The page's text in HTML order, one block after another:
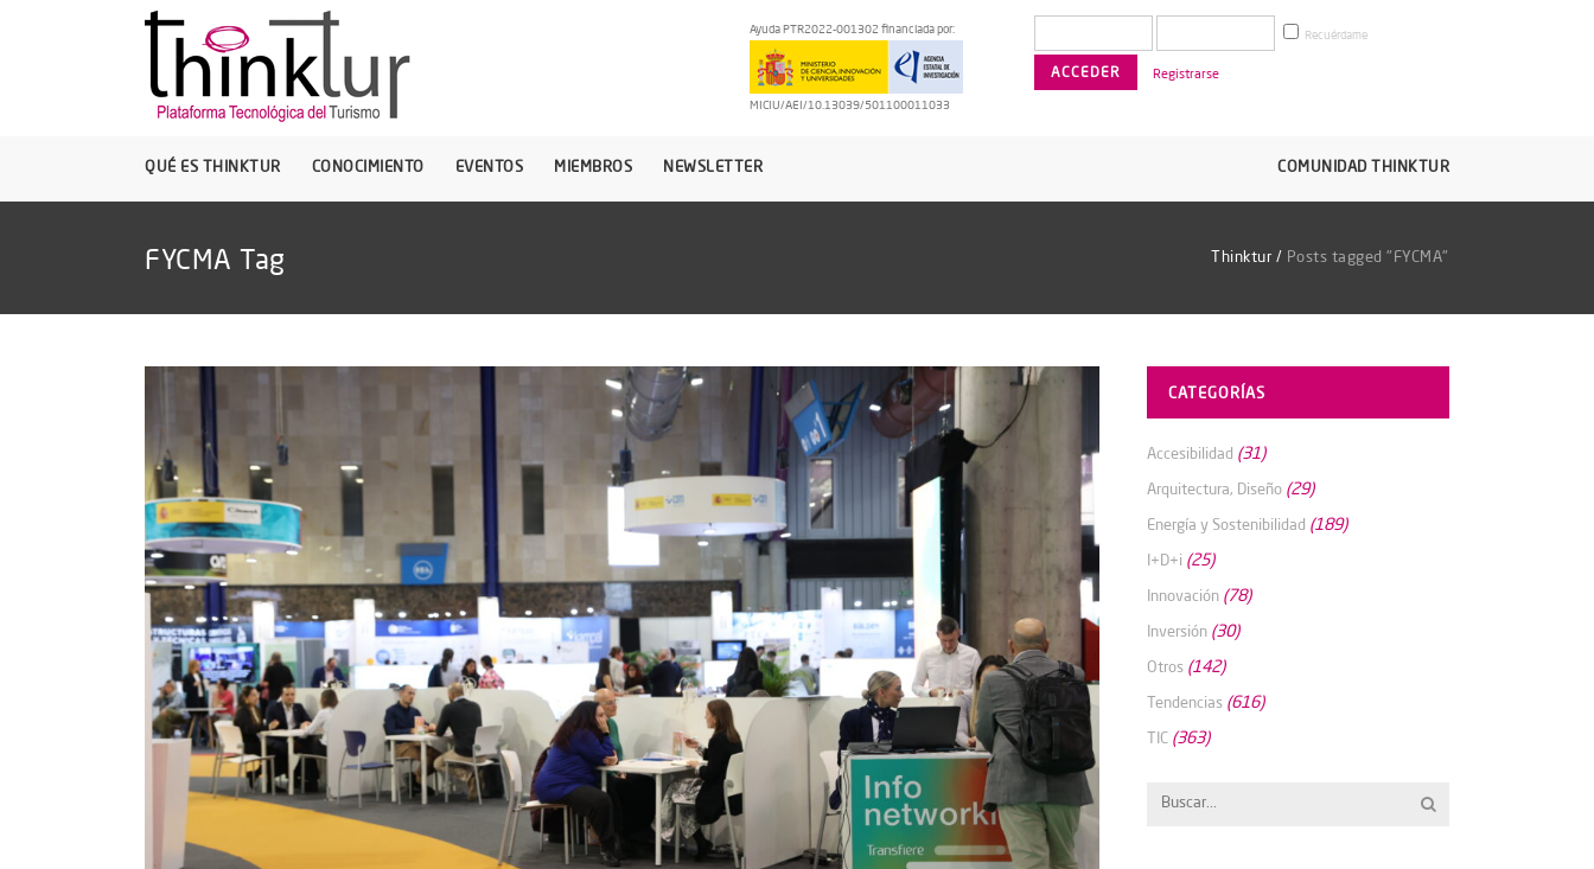
Ayuda PTR2022-001302 financiada por:
MICIU/AEI/10.13039/501100011033
Recuérdame
Registrarse
QUÉ ES THINKTUR CONOCIMIENTO EVENTOS MIEMBROS NEWSLETTER COMUNIDAD THINKTUR
FYCMA Tag Thinktur / Posts tagged "FYCMA"
CATEGORÍAS
Accesibilidad (31)
Arquitectura, Diseño (29)
Energía y Sostenibilidad (189)
I+D+i (25)
Innovación (78)
Inversión (30)
Otros (142)
Tendencias (616)
TIC (363)